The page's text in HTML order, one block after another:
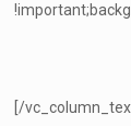
[/